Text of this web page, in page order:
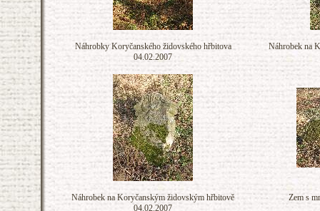
Náhrobky Koryčanského židovského hřbitova
04.02.2007
Náhrobek na
Náhrobek na Koryčanským židovským hřbitově
04.02.2007
Zem s